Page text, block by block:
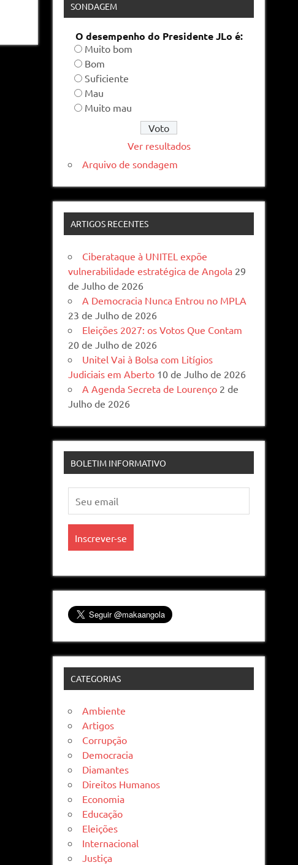
SONDAGEM
O desempenho do Presidente JLo é:
Muito bom
Bom
Suficiente
Mau
Muito mau
Ver resultados
Arquivo de sondagem
ARTIGOS RECENTES
Ciberataque à UNITEL expõe
vulnerabilidade estratégica de Angola 29
de Julho de 2026
A Democracia Nunca Entrou no MPLA
23 de Julho de 2026
Eleições 2027: os Votos Que Contam
20 de Julho de 2026
Unitel Vai à Bolsa com Litígios
Judiciais em Aberto 10 de Julho de 2026
A Agenda Secreta de Lourenço 2 de
Julho de 2026
BOLETIM INFORMATIVO
CATEGORIAS
Ambiente
Artigos
Corrupção
Democracia
Diamantes
Direitos Humanos
Economia
Educação
Eleições
Internacional
Justiça